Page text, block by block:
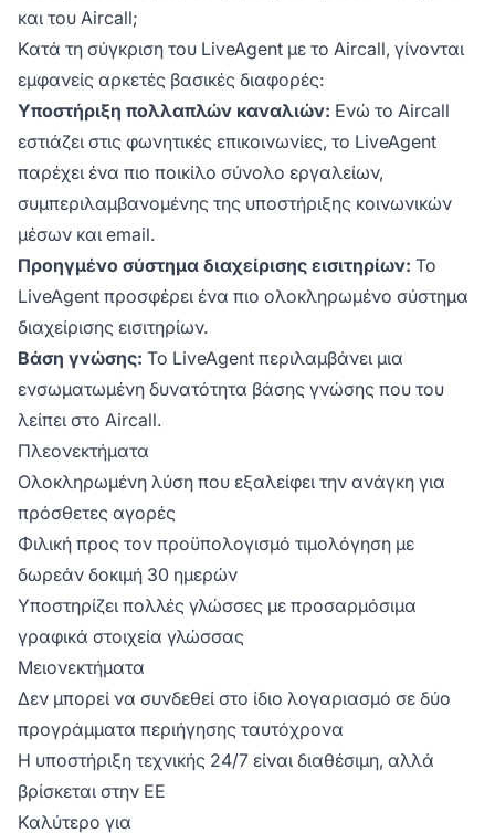
και του Aircall;
Κατά τη σύγκριση του LiveAgent με το Aircall, γίνονται
εμφανείς αρκετές βασικές διαφορές:
Υποστήριξη πολλαπλών καναλιών: Ενώ το Aircall
εστιάζει στις φωνητικές επικοινωνίες, το LiveAgent
παρέχει ένα πιο ποικίλο σύνολο εργαλείων,
συμπεριλαμβανομένης της υποστήριξης κοινωνικών
μέσων και email.
Προηγμένο σύστημα διαχείρισης εισιτηρίων: Το
LiveAgent προσφέρει ένα πιο ολοκληρωμένο σύστημα
διαχείρισης εισιτηρίων.
Βάση γνώσης: Το LiveAgent περιλαμβάνει μια
ενσωματωμένη δυνατότητα βάσης γνώσης που του
λείπει στο Aircall.
Πλεονεκτήματα
Ολοκληρωμένη λύση που εξαλείφει την ανάγκη για
πρόσθετες αγορές
Φιλική προς τον προϋπολογισμό τιμολόγηση με
δωρεάν δοκιμή 30 ημερών
Υποστηρίζει πολλές γλώσσες με προσαρμόσιμα
γραφικά στοιχεία γλώσσας
Μειονεκτήματα
Δεν μπορεί να συνδεθεί στο ίδιο λογαριασμό σε δύο
προγράμματα περιήγησης ταυτόχρονα
Η υποστήριξη τεχνικής 24/7 είναι διαθέσιμη, αλλά
βρίσκεται στην ΕΕ
Καλύτερο για